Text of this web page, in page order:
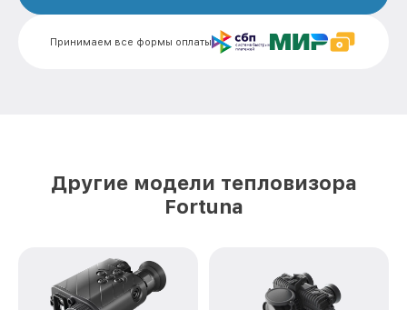
Fortuna
Ремонт датчика синхроимпульсов
от 1600₽
Замена микросхемы логики General
Замена ключей управления General
Binocular 25S3 Fortuna
Ремонт цепи питания General Binocular
Принимаем все формы оплаты
Другие модели тепловизора
Fortuna